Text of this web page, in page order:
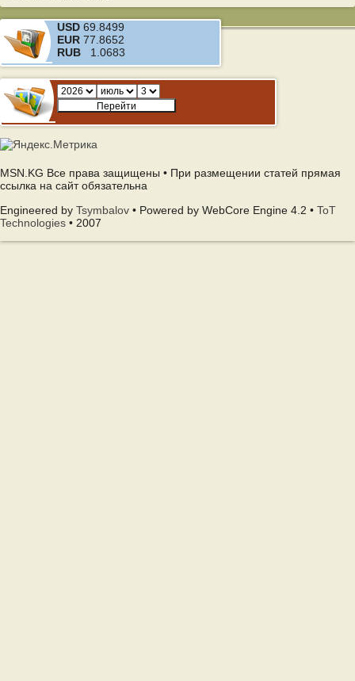
USD 69.8499
EUR 77.8652
RUB 1.0683
MSN.KG Все права защищены • При размещении статей прямая
ссылка на сайт обязательна
Engineered by Tsymbalov • Powered by WebCore Engine 4.2 • ToT
Technologies • 2007